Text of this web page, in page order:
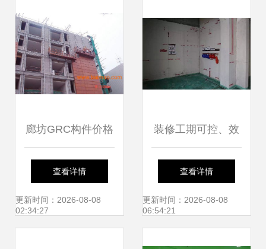
廊坊GRC构件价格
与厂家优势解析
——宏京建材为您
查看详情
更新时间：2026-08-08
02:34:27
装修工期可控、效
果可期，究竟有多
难？看看这些施工
查看详情
更新时间：2026-08-08
06:54:21